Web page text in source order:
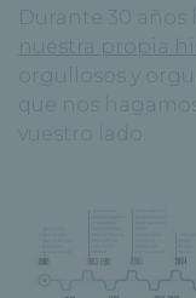
Durante 30
nuestra propia
orgullosos y
que nos
vuestro lado.